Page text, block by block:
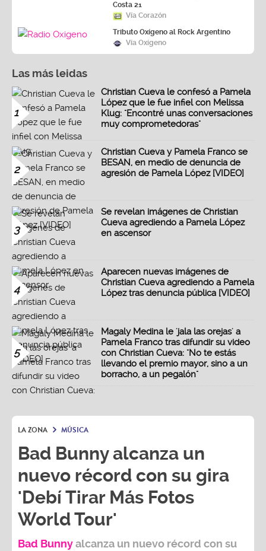
Costa 21
Vía Corazón
Tributo Oxígeno al Rock Argentino
Vía Oxígeno
Las más leidas
1
Christian Cueva le confesó a Pamela
López que le fue infiel con Melissa
Klug: "Encontré unas conversaciones
muy comprometedoras"
2
Christian Cueva y Pamela Franco se
BESAN, en medio de denuncia de
agresión de Pamela López [VIDEO]
3
Se revelan imágenes de Christian
Cueva agrediendo a Pamela López
en ascensor
4
Aparecen nuevas imágenes de
Christian Cueva agrediendo a Pamela
López tras denuncia pública [VIDEO]
5
Magaly Medina le 'jala las orejas' a
Pamela Franco tras difundir su video
con Christian Cueva: "No te estás
llevando el premio mayor, sino a un
borracho, a un pegalón"
LA ZONA MÚSICA
Bad Bunny alcanza un
nuevo récord con su gira
'Debí Tirar Más Fotos
World Tour'
Bad Bunnyalcanza un nuevo récord con su